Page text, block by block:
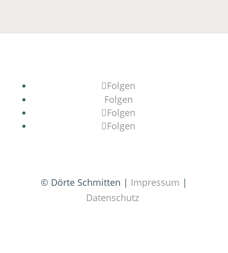
Folgen
Folgen
Folgen
Folgen
© Dörte Schmitten | Impressum |
Datenschutz